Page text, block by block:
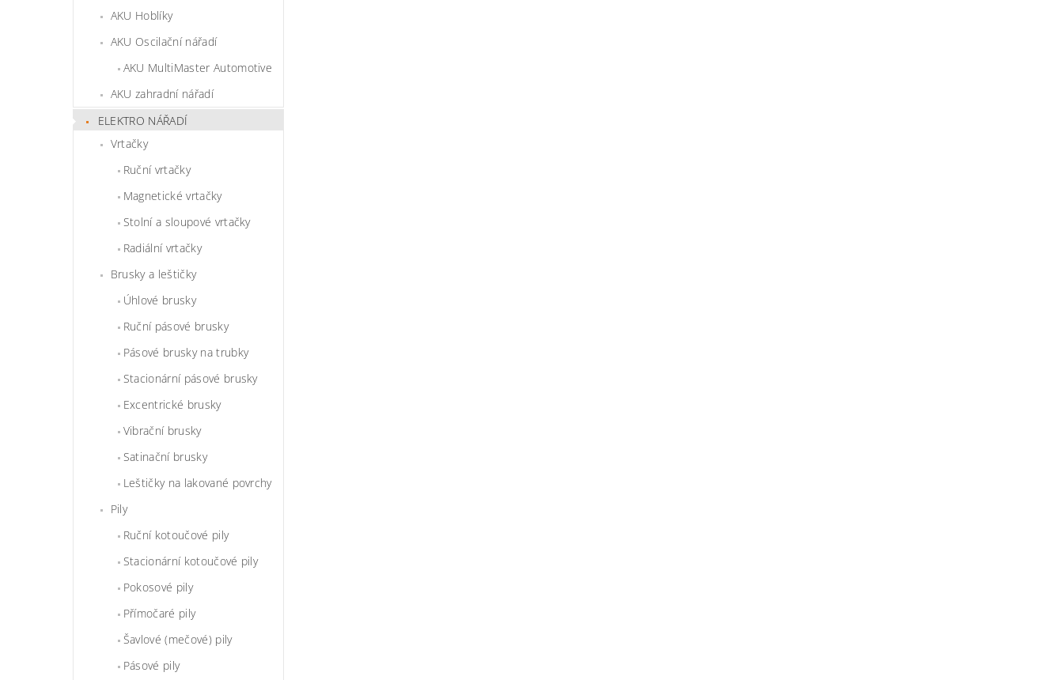
AKU Hoblíky
AKU Oscilační nářadí
AKU MultiMaster Automotive
AKU zahradní nářadí
ELEKTRO NÁŘADÍ
Vrtačky
Ruční vrtačky
Magnetické vrtačky
Stolní a sloupové vrtačky
Radiální vrtačky
Brusky a leštičky
Úhlové brusky
Ruční pásové brusky
Pásové brusky na trubky
Stacionární pásové brusky
Excentrické brusky
Vibrační brusky
Satinační brusky
Leštičky na lakované povrchy
Pily
Ruční kotoučové pily
Stacionární kotoučové pily
Pokosové pily
Přímočaré pily
Šavlové (mečové) pily
Pásové pily